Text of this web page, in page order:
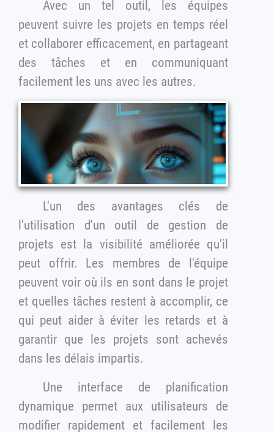
Avec un tel outil, les équipes
peuvent suivre les projets en temps réel
et collaborer efficacement, en partageant
des tâches et en communiquant
facilement les uns avec les autres.
L'un des avantages clés de
l'utilisation d'un outil de gestion de
projets est la visibilité améliorée qu'il
peut offrir. Les membres de l'équipe
peuvent voir où ils en sont dans le projet
et quelles tâches restent à accomplir, ce
qui peut aider à éviter les retards et à
garantir que les projets sont achevés
dans les délais impartis.
Une interface de planification
dynamique permet aux utilisateurs de
modifier rapidement et facilement les